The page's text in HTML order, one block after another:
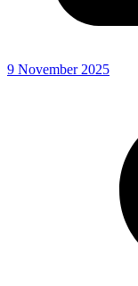
9 November 2025